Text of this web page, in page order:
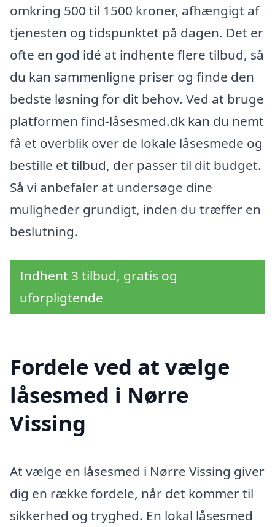
omkring 500 til 1500 kroner, afhængigt af
tjenesten og tidspunktet på dagen. Det er
ofte en god idé at indhente flere tilbud, så
du kan sammenligne priser og finde den
bedste løsning for dit behov. Ved at bruge
platformen find-låsesmed.dk kan du nemt
få et overblik over de lokale låsesmede og
bestille et tilbud, der passer til dit budget.
Så vi anbefaler at undersøge dine
muligheder grundigt, inden du træffer en
beslutning.
Indhent 3 tilbud, gratis og
uforpligtende
Fordele ved at vælge
låsesmed i Nørre
Vissing
At vælge en låsesmed i Nørre Vissing giver
dig en række fordele, når det kommer til
sikkerhed og tryghed. En lokal låsesmed